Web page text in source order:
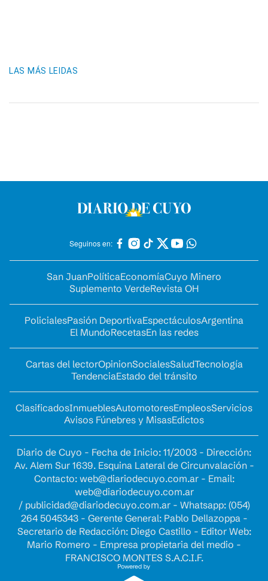
LAS MÁS LEIDAS
Seguinos en:
San JuanPolíticaEconomíaCuyo Minero
Suplemento VerdeRevista OH
PolicialesPasión DeportivaEspectáculosArgentina
El MundoRecetasEn las redes
Cartas del lectorOpinionSocialesSaludTecnología
TendenciaEstado del tránsito
ClasificadosInmueblesAutomotoresEmpleosServicios
Avisos Fúnebres y MisasEdictos
Diario de Cuyo - Fecha de Inicio: 11/2003 - Dirección:
Av. Alem Sur 1639. Esquina Lateral de Circunvalación -
Contacto: web@diariodecuyo.com.ar- Email:
web@diariodecuyo.com.ar
/ publicidad@diariodecuyo.com.ar- Whatsapp: (054)
264 5045343 - Gerente General: Pablo Dellazoppa -
Secretario de Redacción: Diego Castillo - Editor Web:
Mario Romero - Empresa propietaria del medio -
FRANCISCO MONTES S.A.C.I.F.